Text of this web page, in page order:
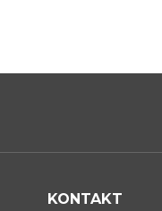
KONTAKT